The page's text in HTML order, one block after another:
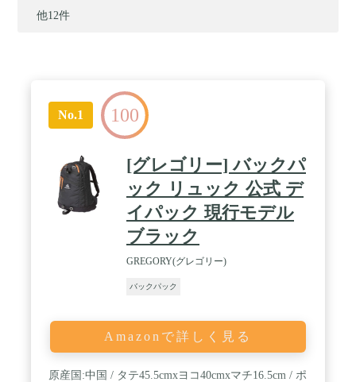
他12件
No.1 100
[グレゴリー] バックパ
ック リュック 公式 デ
イパック 現行モデル
ブラック
GREGORY(グレゴリー)
バックパック
Amazonで詳しく見る
原産国:中国 / タテ45.5cmxヨコ40cmxマチ16.5cm / ポ